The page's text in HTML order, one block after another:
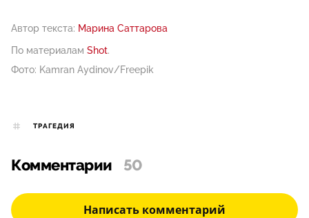
Автор текста: Марина Саттарова
По материалам Shot.
Фото: Kamran Aydinov/Freepik
ТРАГЕДИЯ
Комментарии 50
Написать комментарий